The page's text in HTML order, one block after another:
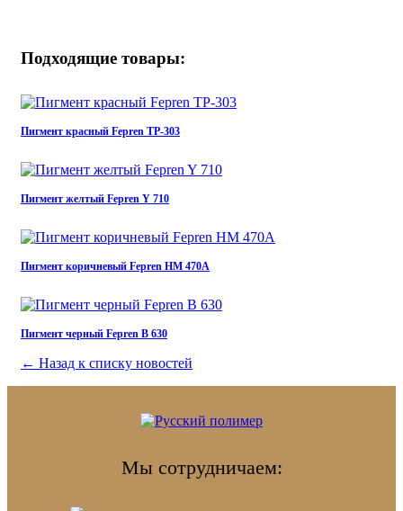
Подходящие товары:
Пигмент красный Fepren TP-303
Пигмент желтый Fepren Y 710
Пигмент коричневый Fepren HM 470A
Пигмент черный Fepren B 630
← Назад к списку новостей
Мы сотрудничаем: